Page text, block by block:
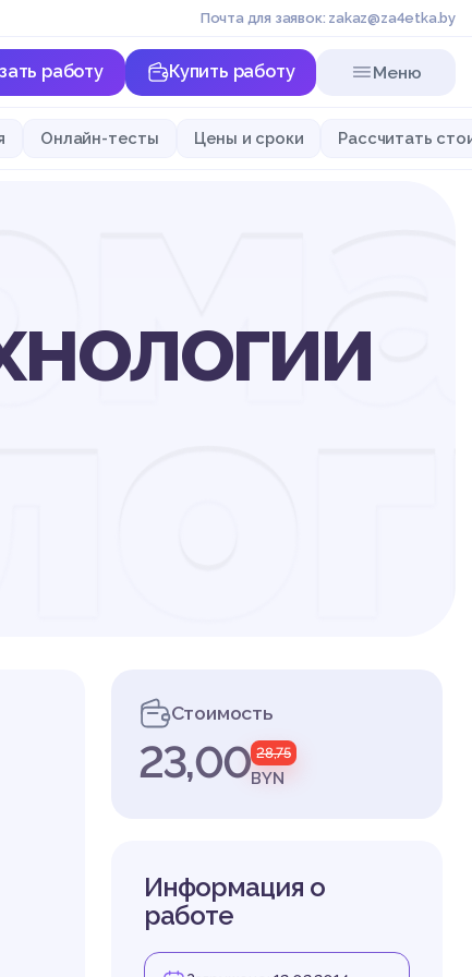
Почта для заявок: zakaz@za4etka.by
работу Купить работу Меню
Онлайн-тесты Цены и сроки Рассчитать
Стоимость
23,00 28,75
BYN
Информация о
работе